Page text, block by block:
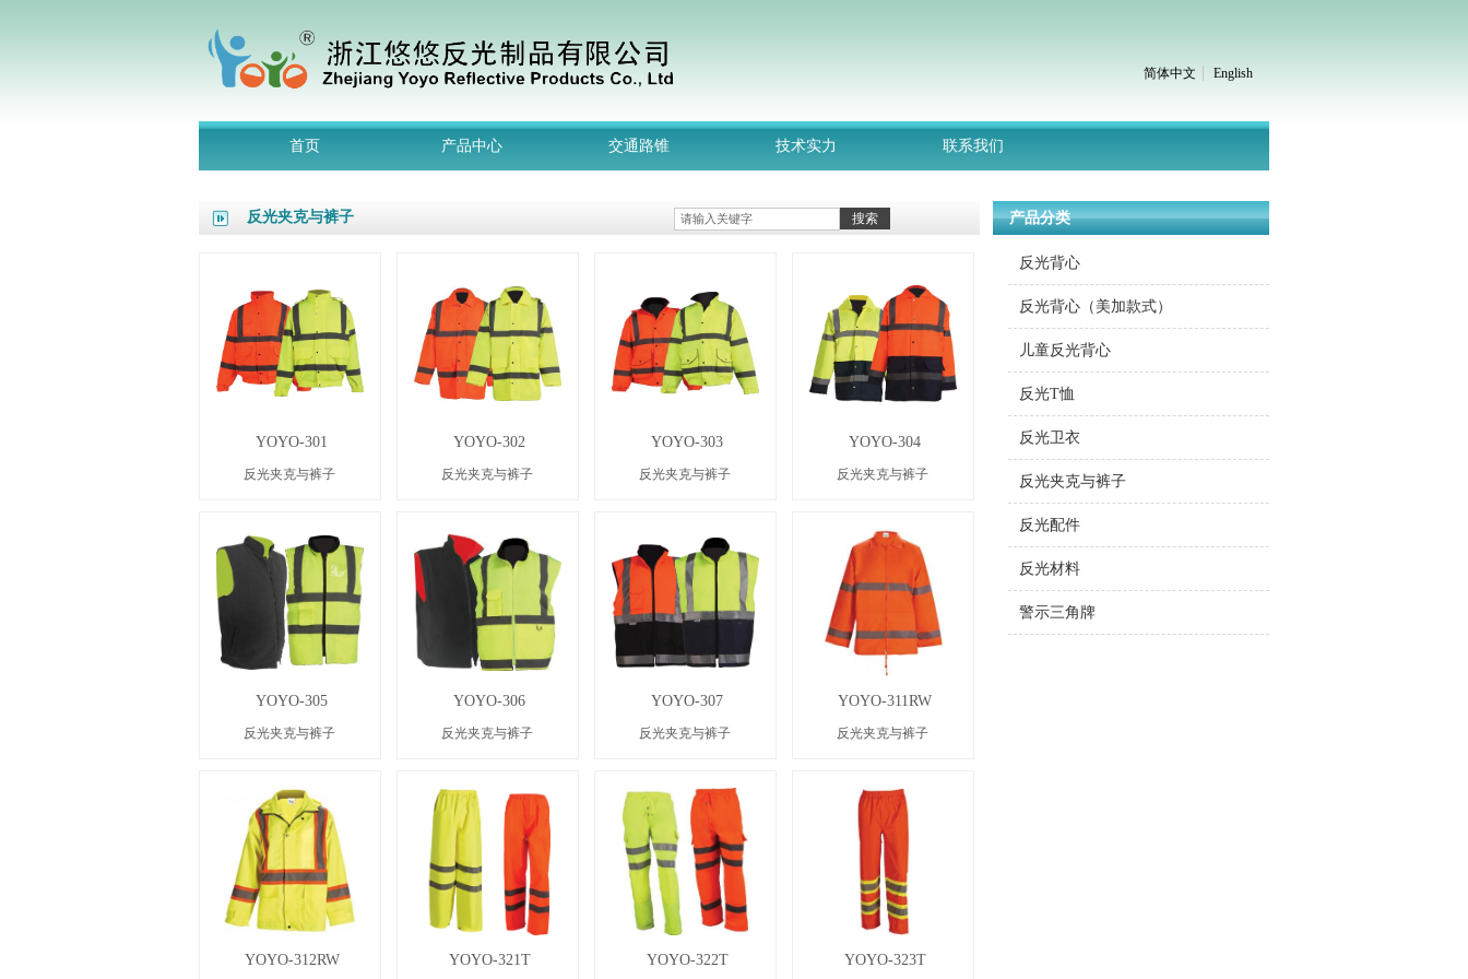
简体中文 English
首页 产品中心 交通路锥 技术实力 联系我们
产品分类
反光夹克与裤子 搜索
反光背心
反光背心（美加款式）
儿童反光背心
反光T恤
反光卫衣
反光夹克与裤子
反光配件
反光材料
警示三角牌
YOYO-301
反光夹克与裤子
YOYO-302
反光夹克与裤子
YOYO-303
反光夹克与裤子
YOYO-304
反光夹克与裤子
YOYO-305
反光夹克与裤子
YOYO-306
反光夹克与裤子
YOYO-307
反光夹克与裤子
YOYO-311RW
反光夹克与裤子
YOYO-312RW YOYO-321T YOYO-322T YOYO-323T